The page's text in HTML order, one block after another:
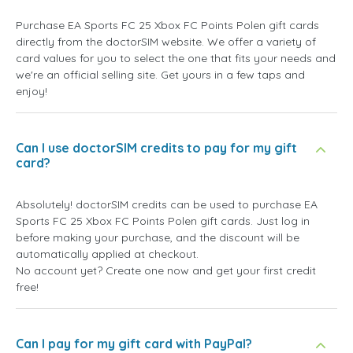
Purchase EA Sports FC 25 Xbox FC Points Polen gift cards
directly from the doctorSIM website. We offer a variety of
card values for you to select the one that fits your needs and
we're an official selling site. Get yours in a few taps and
enjoy!
Can I use doctorSIM credits to pay for my gift
card?
Absolutely! doctorSIM credits can be used to purchase EA
Sports FC 25 Xbox FC Points Polen gift cards. Just log in
before making your purchase, and the discount will be
automatically applied at checkout.
No account yet? Create one now and get your first credit
free!
Can I pay for my gift card with PayPal?